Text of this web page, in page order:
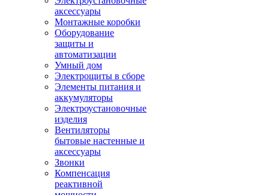
аксессуары
Монтажные коробки
Оборудование
защиты и
автоматизации
Умный дом
Электрощиты в сборе
Элементы питания и
аккумуляторы
Электроустановочные
изделия
Вентиляторы
бытовые настенные и
аксессуары
Звонки
Компенсация
реактивной